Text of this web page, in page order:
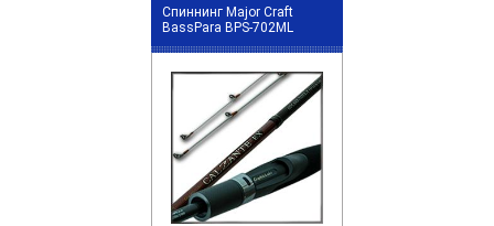
Спиннинг Major Craft
BassPara BPS-702ML